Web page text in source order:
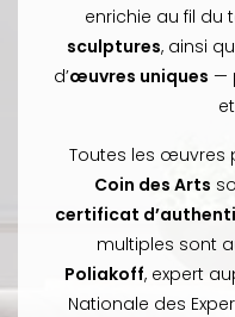
enrichie au fil du
sculptures, ainsi
d’œuvres uniques —
Toutes les œuvres
Coin des Arts
certificat
multiples sont
Poliakoff, expert
Nationale des